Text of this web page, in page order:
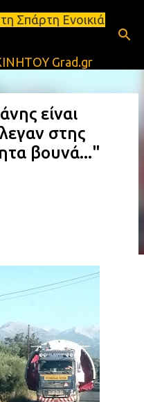
περιεχόμενο
Grad.gr
είναι
στης
βουνά..."